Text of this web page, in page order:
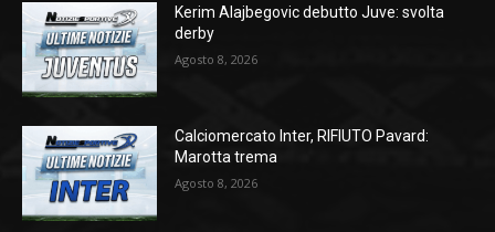
Kerim Alajbegovic debutto Juve: svolta
derby
Agosto 8, 2026
Calciomercato Inter, RIFIUTO Pavard:
Marotta trema
Agosto 8, 2026